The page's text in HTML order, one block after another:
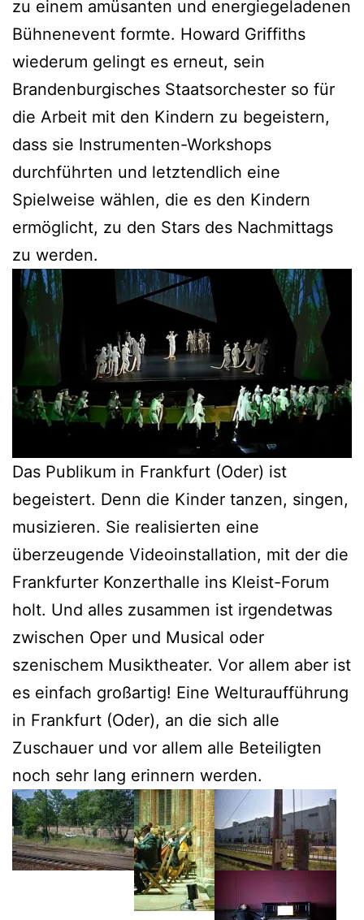
zu einem amüsanten und energiegeladenen
Bühnenevent formte. Howard Griffiths
wiederum gelingt es erneut, sein
Brandenburgisches Staatsorchester so für
die Arbeit mit den Kindern zu begeistern,
dass sie Instrumenten-Workshops
durchführten und letztendlich eine
Spielweise wählen, die es den Kindern
ermöglicht, zu den Stars des Nachmittags
zu werden.
Das Publikum in Frankfurt (Oder) ist
begeistert. Denn die Kinder tanzen, singen,
musizieren. Sie realisierten eine
überzeugende Videoinstallation, mit der die
Frankfurter Konzerthalle ins Kleist-Forum
holt. Und alles zusammen ist irgendetwas
zwischen Oper und Musical oder
szenischem Musiktheater. Vor allem aber ist
es einfach großartig! Eine Welturaufführung
in Frankfurt (Oder), an die sich alle
Zuschauer und vor allem alle Beteiligten
noch sehr lang erinnern werden.